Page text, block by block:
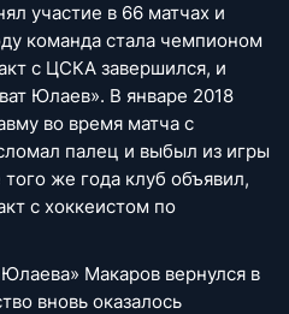
участие в 66 матчах и
команда стала чемпионом
с ЦСКА завершился, и
Юлаев». В январе 2018
во время матча с
палец и выбыл из игры
же года клуб объявил,
с хоккеистом по
Макаров вернулся в
вновь оказалось